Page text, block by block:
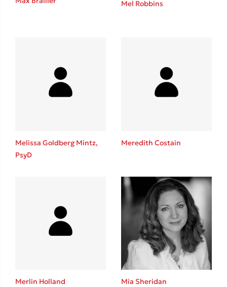
Στέφανος Ξενάκης
Το λεξικό της ζωής σου
Mel Robbins
Melissa Goldberg Mintz,
PsyD
Meredith Costain
Merlin Holland Mia Sheridan